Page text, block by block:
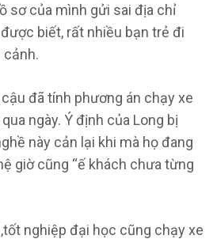
sơ của mình gửi sai địa chỉ
biết, rất nhiều bạn trẻ đi
cảnh.
đã tính phương án chạy xe
ngày. Ý định của Long bị
này cản lại khi mà họ đang
giờ cũng “ế khách chưa từng
nghiệp đại học cũng chạy xe